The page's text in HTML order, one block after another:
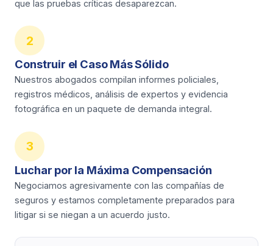
que las pruebas críticas desaparezcan.
2
Construir el Caso Más Sólido
Nuestros abogados compilan informes policiales,
registros médicos, análisis de expertos y evidencia
fotográfica en un paquete de demanda integral.
3
Luchar por la Máxima Compensación
Negociamos agresivamente con las compañías de
seguros y estamos completamente preparados para
litigar si se niegan a un acuerdo justo.